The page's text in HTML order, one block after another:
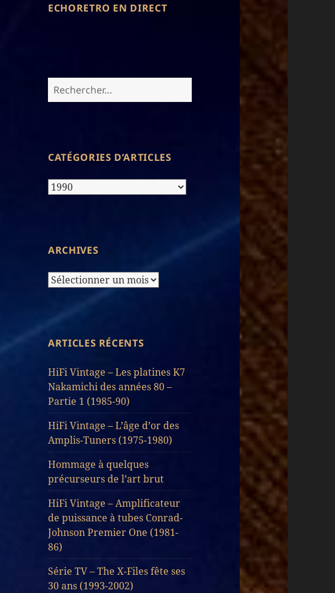
ECHORETRO EN DIRECT
Rechercher :
CATÉGORIES D’ARTICLES
Catégories
ARCHIVES
Archives
ARTICLES RÉCENTS
HiFi Vintage – Les platines K7
Nakamichi des années 80 –
Partie 1 (1985-90)
HiFi Vintage – L’âge d’or des
Amplis-Tuners (1975-1980)
Hommage à quelques
précurseurs de l’art brut
HiFi Vintage – Amplificateur
de puissance à tubes Conrad-
Johnson Premier One (1981-
86)
Série TV – The X-Files fête ses
30 ans (1993-2002)